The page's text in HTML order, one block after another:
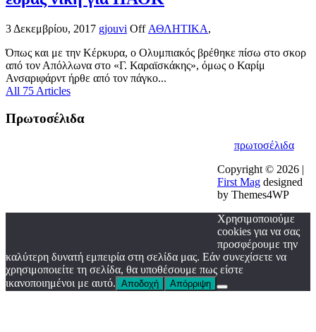
3 Δεκεμβρίου, 2017 gjouvi Off ΑΘΛΗΤΙΚΑ,
Όπως και με την Κέρκυρα, ο Ολυμπιακός βρέθηκε πίσω στο σκορ
από τον Απόλλωνα στο «Γ. Καραϊσκάκης», όμως ο Καρίμ
Ανσαριφάρντ ήρθε από τον πάγκο...
All 75 Articles
Πρωτοσέλιδα
πρωτοσέλιδα
Copyright © 2026 |
First Mag designed
by Themes4WP
Χρησιμοποιούμε
cookies για να σας
προσφέρουμε την
καλύτερη δυνατή εμπειρία στη σελίδα μας. Εάν συνεχίσετε να
χρησιμοποιείτε τη σελίδα, θα υποθέσουμε πως είστε
ικανοποιημένοι με αυτό. Αποδοχή Απόρριψη